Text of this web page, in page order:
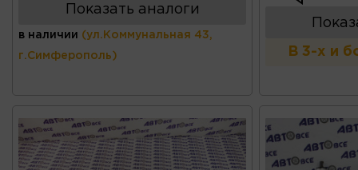
Показать аналоги
в наличии (ул.Коммунальная 43,
г.Симферополь) В 3-х и